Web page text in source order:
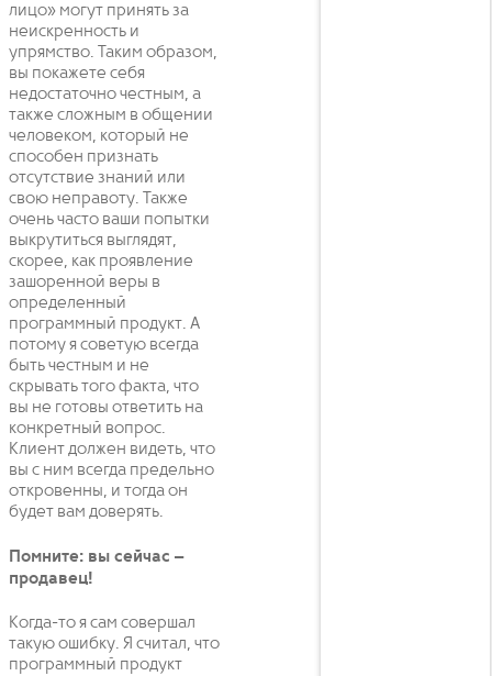
лицо» могут принять за
неискренность и
упрямство. Таким образом,
вы покажете себя
недостаточно честным, а
также сложным в общении
человеком, который не
способен признать
отсутствие знаний или
свою неправоту. Также
очень часто ваши попытки
выкрутиться выглядят,
скорее, как проявление
зашоренной веры в
определенный
программный продукт. А
потому я советую всегда
быть честным и не
скрывать того факта, что
вы не готовы ответить на
конкретный вопрос.
Клиент должен видеть, что
вы с ним всегда предельно
откровенны, и тогда он
будет вам доверять.
Помните: вы сейчас –
продавец!
Когда-то я сам совершал
такую ошибку. Я считал, что
программный продукт